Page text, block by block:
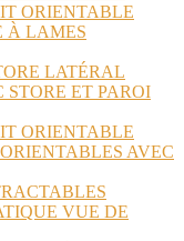
ORIENTABLE
À LAMES
LATÉRAL
STORE ET PAROI
ORIENTABLE
AVEC
VUE DE